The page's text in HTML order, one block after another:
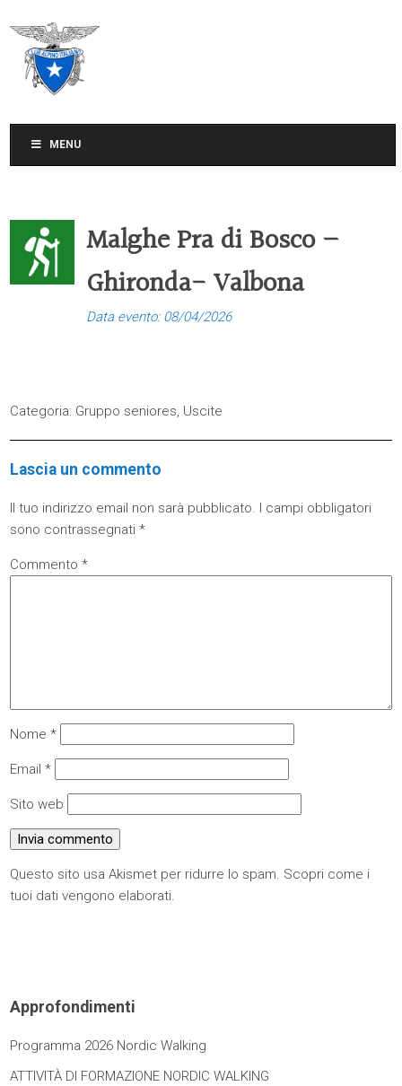
MENU
Malghe Pra di Bosco –
Ghironda- Valbona
Data evento: 08/04/2026
Categoria: Gruppo seniores, Uscite
Lascia un commento
Il tuo indirizzo email non sarà pubblicato. I campi obbligatori
sono contrassegnati*
Commento*
Nome*
Email*
Sito web
Questo sito usa Akismet per ridurre lo spam. Scopri come i
tuoi dati vengono elaborati.
Approfondimenti
Programma 2026 Nordic Walking
ATTIVITÀ DI FORMAZIONE NORDIC WALKING